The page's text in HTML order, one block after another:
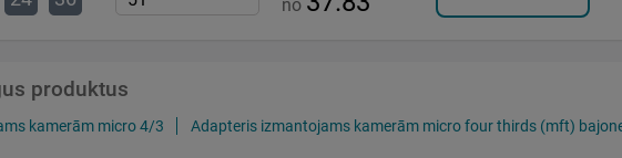
no
produktus
kamerām micro 4/3 Adapteris izmantojams kamerām micro four thirds (mft)